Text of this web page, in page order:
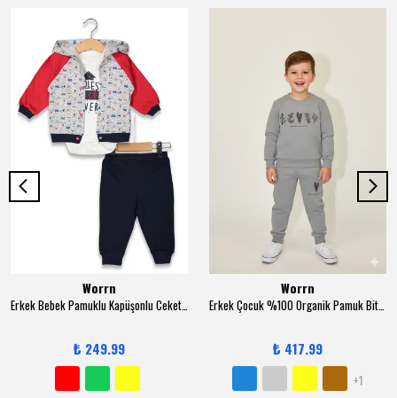
Worrn
Erkek Bebek Pamuklu Kapüşonlu Ceketli 3-12 Ay 3 lü Trend Takım - 6131
₺ 249.99
Worrn
Erkek Çocuk %100 Organik Pamuk Bitki Baskılı Yumuşacık Trend Eşofman Takımı - 1008 - Gri
₺ 417.99
+1